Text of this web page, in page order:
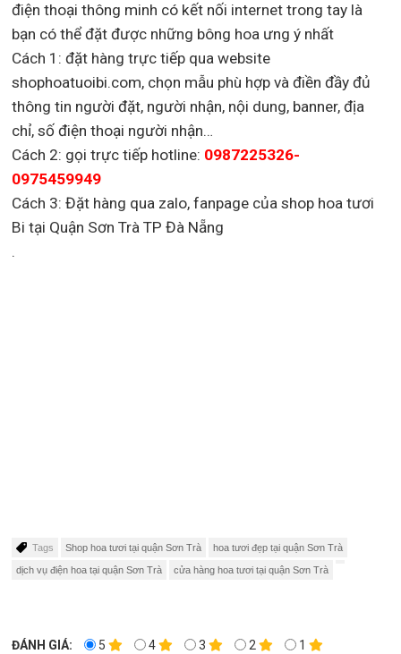
điện thoại thông minh có kết nối internet trong tay là
bạn có thể đặt được những bông hoa ưng ý nhất
Cách 1: đặt hàng trực tiếp qua website
shophoatuoibi.com, chọn mẫu phù hợp và điền đầy đủ
thông tin người đặt, người nhận, nội dung, banner, địa
chỉ, số điện thoại người nhận…
Cách 2: gọi trực tiếp hotline: 0987225326-
0975459949
Cách 3: Đặt hàng qua zalo, fanpage của shop hoa tươi
Bi tại Quận Sơn Trà TP Đà Nẵng
.
Tags Shop hoa tươi tại quận Sơn Trà hoa tươi đẹp tại quận Sơn Trà
dịch vụ điện hoa tại quận Sơn Trà cửa hàng hoa tươi tại quận Sơn Trà
ĐÁNH GIÁ: 5 4 3 2 1